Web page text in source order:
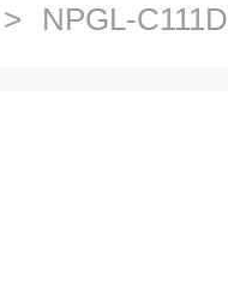
> NPGL-